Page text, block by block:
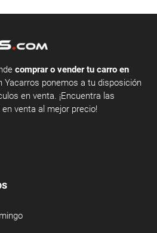
comprar o vender tu carro en
Yacarros ponemos a tu disposición
en venta. ¡Encuentra las
venta al mejor precio!